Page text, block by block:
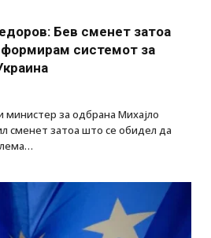
Бев сменет затоа
системот за
за одбрана Михајло
сменет затоа што се обидел да